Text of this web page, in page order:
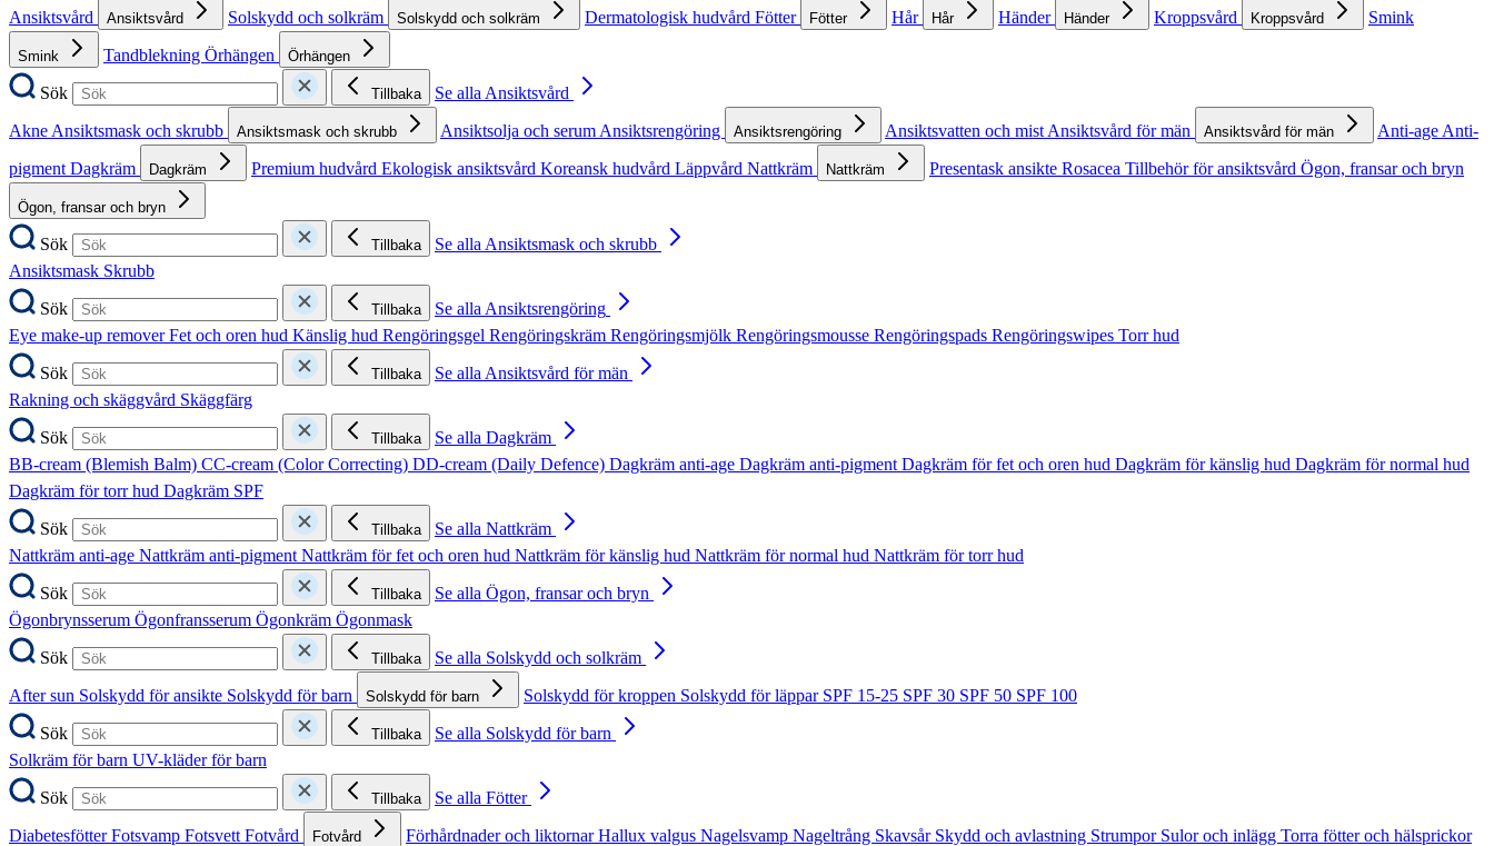
Ansiktsvård
Ansiktsvård Solskydd och solkräm Solskydd och solkräm Dermatologisk hudvård Fötter Fötter Hår Hår Händer Händer Kroppsvård Kroppsvård Smink
Smink Tandblekning Örhängen Örhängen
Sök Tillbaka
Se alla Ansiktsvård
Akne Ansiktsmask och skrubb Ansiktsmask och skrubb Ansiktsolja och serum Ansiktsrengöring Ansiktsrengöring Ansiktsvatten och mist Ansiktsvård för män Ansiktsvård för män Anti-age Anti-
pigment Dagkräm Dagkräm Premium hudvård Ekologisk ansiktsvård Koreansk hudvård Läppvård Nattkräm Nattkräm Presentask ansikte Rosacea Tillbehör för ansiktsvård Ögon, fransar och bryn
Ögon, fransar och bryn
Sök Tillbaka
Se alla Ansiktsmask och skrubb
Ansiktsmask Skrubb
Sök
Tillbaka
Se alla Ansiktsrengöring
Eye make-up removerFet och oren hud Känslig hud Rengöringsgel Rengöringskräm Rengöringsmjölk Rengöringsmousse Rengöringspads Rengöringswipes Torr hud
Sök
Tillbaka
Se alla Ansiktsvård för män
Rakning och skäggvård Skäggfärg
Sök
Tillbaka
Se alla Dagkräm
BB-cream (Blemish Balm) CC-cream (Color Correcting) DD-cream (Daily Defence) Dagkräm anti-age Dagkräm anti-pigment Dagkräm för fet och oren hud Dagkräm för känslig hud Dagkräm för normal hud
Dagkräm för torr hud Dagkräm SPF
Sök
Tillbaka
Se alla Nattkräm
Nattkräm anti-age Nattkräm anti-pigment Nattkräm för fet och oren hud Nattkräm för känslig hud Nattkräm för normal hud Nattkräm för torr hud
Sök
Tillbaka
Se alla Ögon, fransar och bryn
Ögonbrynsserum Ögonfransserum Ögonkräm Ögonmask
Sök
Tillbaka
Se alla Solskydd och solkräm
After sun Solskydd för ansikte Solskydd för barn Solskydd för barn Solskydd för kroppen Solskydd för läppar SPF 15-25 SPF 30 SPF 50 SPF 100
Sök
Tillbaka
Se alla Solskydd för barn
Solkräm för barn UV-kläder för barn
Sök
Tillbaka
Se alla Fötter
DiabetesfötterFotsvamp Fotsvett Fotvård Fotvård Förhårdnader och liktornarHallux valgus Nagelsvamp Nageltrång Skavsår Skydd och avlastning Strumpor Sulor och inlägg Torra fötter och hälsprickor